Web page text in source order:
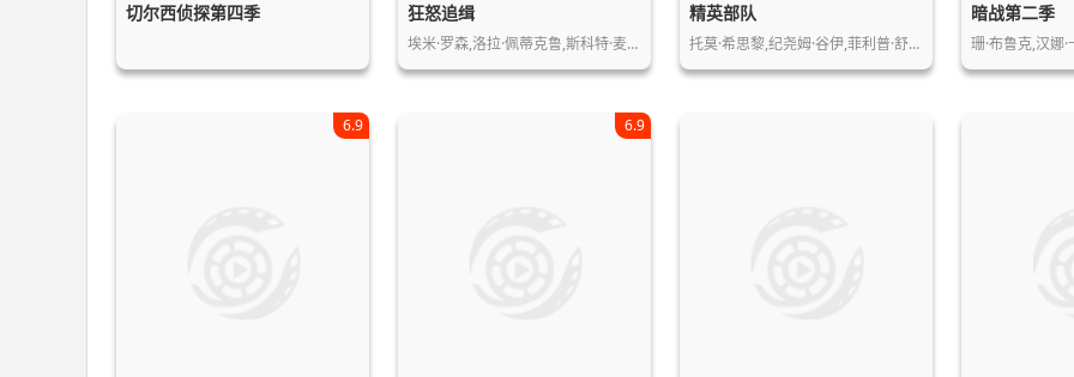
切尔西侦探第四季 狂怒追缉
埃米·罗森,洛拉·佩蒂克鲁,斯科特·麦…
精英部队
托莫·希思黎,纪尧姆·谷伊,菲利普·舒…
暗战第二季
珊·布鲁克,汉娜
6.9 6.9